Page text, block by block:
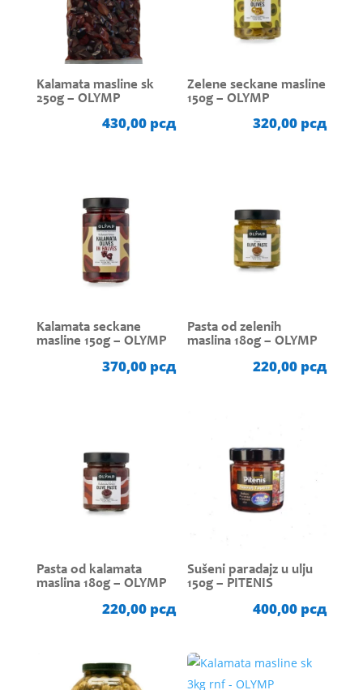
Kalamata masline sk
250g – OLYMP
430,00 рсд
Zelene seckane masline
150g – OLYMP
320,00 рсд
Kalamata seckane
masline 150g – OLYMP
370,00 рсд
Pasta od zelenih
maslina 180g – OLYMP
220,00 рсд
Pasta od kalamata
maslina 180g – OLYMP
220,00 рсд
Sušeni paradajz u ulju
150g – PITENIS
400,00 рсд